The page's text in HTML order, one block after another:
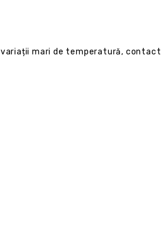
mari de temperatură, contact